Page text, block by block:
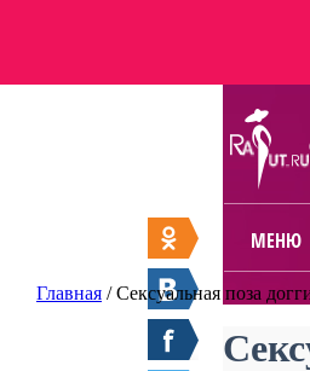
МЕНЮ
Главная /Сексуальная поза